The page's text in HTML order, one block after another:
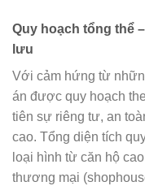
Quy hoạch tổng thể
lưu
Với cảm hứng từ
án được quy hoạch
tiên sự riêng tư, an
cao. Tổng diện tích
loại hình từ căn hộ
thương mại